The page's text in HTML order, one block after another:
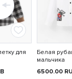
для
Белая
мальчика
6500.00